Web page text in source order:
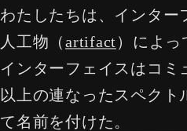
わたしたちは、インター
人工物（artifact ）によ
インターフェイスはコミ
以上の連なったスペク
て名前を付けた。